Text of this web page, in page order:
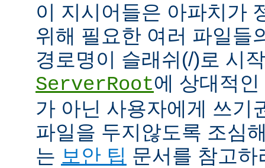
이 지시어들은 아파치가
위해 필요한 여러 파일들
경로명이 슬래쉬(/)로 시
ServerRoot에 상대적
가 아닌 사용자에게 쓰기
파일을 두지않도록 조심
는 보안 팁 문서를 참고하